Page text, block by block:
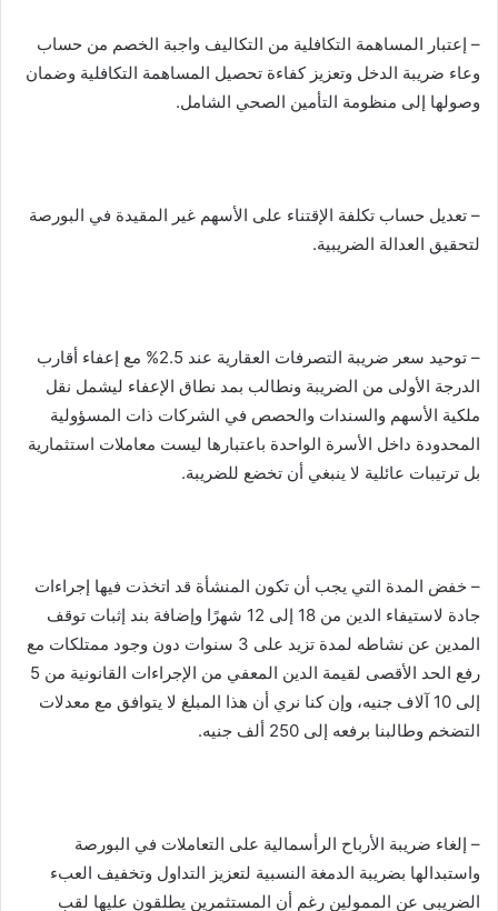
– إعتبار المساهمة التكافلية من التكاليف واجبة الخصم من حساب
وعاء ضريبة الدخل وتعزيز كفاءة تحصيل المساهمة التكافلية وضمان
وصولها إلى منظومة التأمين الصحي الشامل.
– تعديل حساب تكلفة الإقتناء على الأسهم غير المقيدة في البورصة
لتحقيق العدالة الضريبية.
– توحيد سعر ضريبة التصرفات العقارية عند 2.5% مع إعفاء أقارب
الدرجة الأولى من الضريبة ونطالب بمد نطاق الإعفاء ليشمل نقل
ملكية الأسهم والسندات والحصص في الشركات ذات المسؤولية
المحدودة داخل الأسرة الواحدة باعتبارها ليست معاملات استثمارية
بل ترتيبات عائلية لا ينبغي أن تخضع للضريبة.
– خفض المدة التي يجب أن تكون المنشأة قد اتخذت فيها إجراءات
جادة لاستيفاء الدين من 18 إلى 12 شهرًا وإضافة بند إثبات توقف
المدين عن نشاطه لمدة تزيد على 3 سنوات دون وجود ممتلكات مع
رفع الحد الأقصى لقيمة الدين المعفي من الإجراءات القانونية من 5
إلى 10 آلاف جنيه، وإن كنا نري أن هذا المبلغ لا يتوافق مع معدلات
التضخم وطالبنا برفعه إلى 250 ألف جنيه.
– إلغاء ضريبة الأرباح الرأسمالية على التعاملات في البورصة
واستبدالها بضريبة الدمغة النسبية لتعزيز التداول وتخفيف العبء
الضريبي عن الممولين رغم أن المستثمرين يطلقون عليها لقب